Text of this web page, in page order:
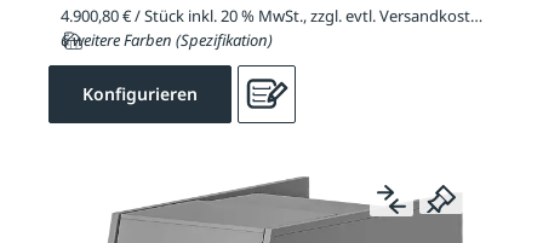
4.900,80 € / Stück inkl. 20 % MwSt., zzgl. evtl. Versandkosten
6 weitere Farben (Spezifikation)
Konfigurieren